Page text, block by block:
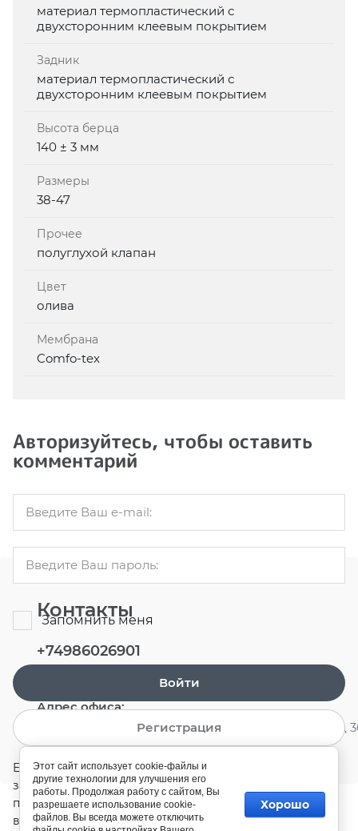
материал термопластический с
двухсторонним клеевым покрытием
Задник
материал термопластический с
двухсторонним клеевым покрытием
Высота берца
140 ± 3 мм
Размеры
38-47
Прочее
полуглухой клапан
Цвет
олива
Мембрана
Comfo-tex
Авторизуйтесь, чтобы оставить
комментарий
Запомнить меня
Войти
Регистрация
Если Вы уже зарегистрированы на нашем сайте, но
забыли пароль или Вам не пришло письмо
подтверждения, воспользуйтесь формой
восстановления пароля.
Контакты
+74986026901
Адрес офиса:
Московская область, г. Балашиха, ул. Советская, д
© 2022 Обувь и тактическая экипировка ТМ
"GARSING"
Этот сайт использует cookie-файлы и
другие технологии для улучшения его
работы. Продолжая работу с сайтом, Вы
разрешаете использование cookie-
файлов. Вы всегда можете отключить
Хорошо